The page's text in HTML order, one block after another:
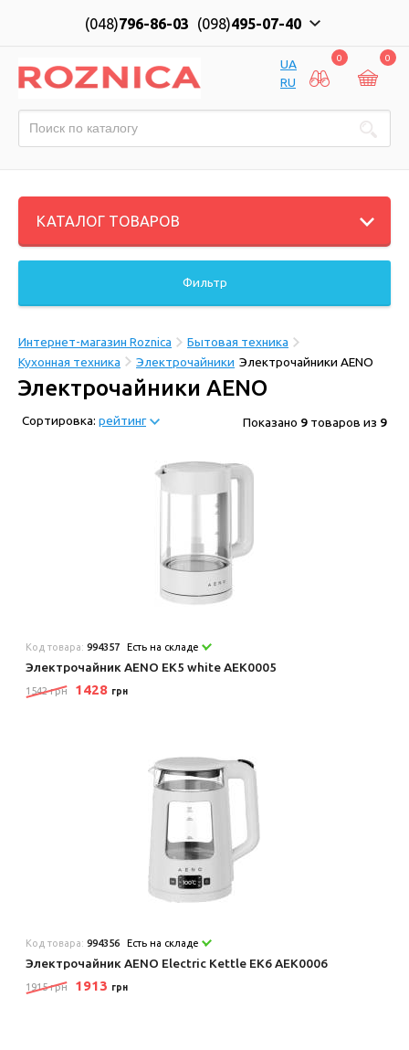
(048)796-86-03 (098)495-07-40
UA
RU
0 0
КАТАЛОГ ТОВАРОВ
Фильтр
Интернет-магазин Roznica
Бытовая техника
Кухонная техника
Электрочайники Электрочайники AENO
Электрочайники AENO
Сортировка: рейтинг Показано 9 товаров из 9
Код товара:994357 Есть на складе
Электрочайник AENO EK5 white AEK0005
1542 грн 1428 грн
Код товара:994356 Есть на складе
Электрочайник AENO Electric Kettle EK6 AEK0006
1915 грн 1913 грн